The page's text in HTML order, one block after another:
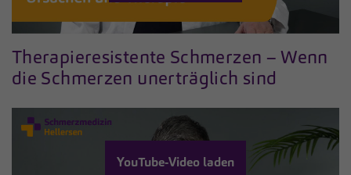
Therapieresistente Schmerzen – Wenn
die Schmerzen unerträglich sind
YouTube-Video laden